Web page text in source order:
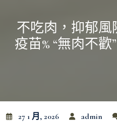
不吃肉，抑郁風
疫苗% “無肉不歡
27 1 月, 2026 admin